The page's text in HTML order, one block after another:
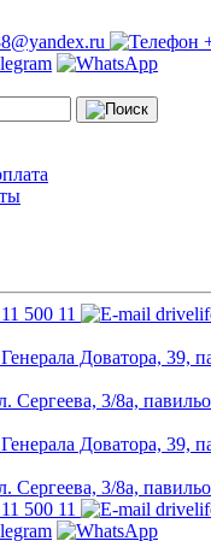
500 11
Доватора, 39,
Сергеева, 3/8а,
Доватора, 39,
Сергеева, 3/8а,
500 11